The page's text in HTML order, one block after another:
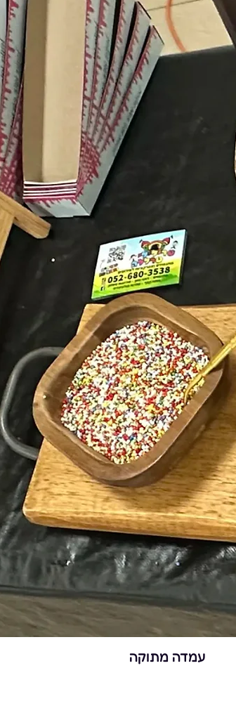
עמדה מתוקה